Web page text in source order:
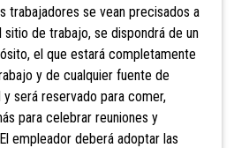
trabajadores se vean precisados a
de trabajo, se dispondrá de un
el que estará completamente
y de cualquier fuente de
será reservado para comer,
para celebrar reuniones y
empleador deberá adoptar las